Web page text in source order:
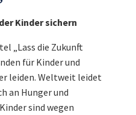
Kinder sichern
„Lass die Zukunft
für Kinder und
leiden. Weltweit leidet
an Hunger und
sind wegen